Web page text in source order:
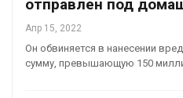
отправлен под
Апр 15, 2022
Он обвиняется в нанесении
сумму, превышающую 150